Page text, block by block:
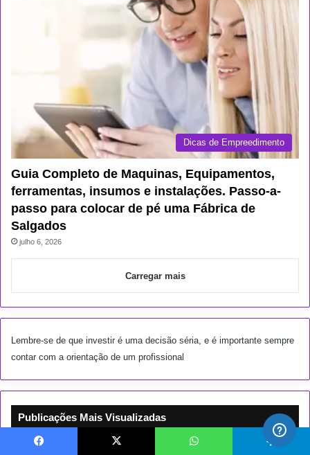
Dicas de Empreedimento
Guia Completo de Maquinas, Equipamentos,
ferramentas, insumos e instalações. Passo-a-
passo para colocar de pé uma Fábrica de
Salgados
julho 6, 2026
Carregar mais
Lembre-se de que investir é uma decisão séria, e é importante sempre
contar com a orientação de um profissional
Publicações Mais Visualizadas
10 Melhores Canais no YouTube Brasil